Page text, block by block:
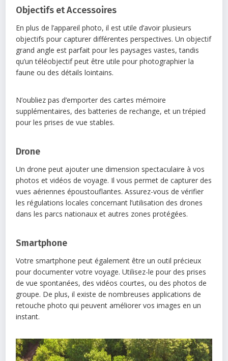
Objectifs et Accessoires
En plus de l’appareil photo, il est utile d’avoir plusieurs
objectifs pour capturer différentes perspectives. Un objectif
grand angle est parfait pour les paysages vastes, tandis
qu’un téléobjectif peut être utile pour photographier la
faune ou des détails lointains.
N’oubliez pas d’emporter des cartes mémoire
supplémentaires, des batteries de rechange, et un trépied
pour les prises de vue stables.
Drone
Un drone peut ajouter une dimension spectaculaire à vos
photos et vidéos de voyage. Il vous permet de capturer des
vues aériennes époustouflantes. Assurez-vous de vérifier
les régulations locales concernant l’utilisation des drones
dans les parcs nationaux et autres zones protégées.
Smartphone
Votre smartphone peut également être un outil précieux
pour documenter votre voyage. Utilisez-le pour des prises
de vue spontanées, des vidéos courtes, ou des photos de
groupe. De plus, il existe de nombreuses applications de
retouche photo qui peuvent améliorer vos images en un
instant.